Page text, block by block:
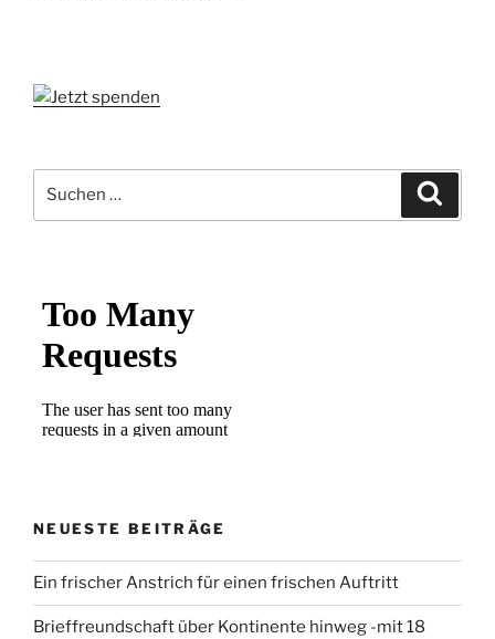
nach:
NEUESTE BEITRÄGE
Ein frischer Anstrich für einen frischen Auftritt
Brieffreundschaft über Kontinente hinweg -mit 18